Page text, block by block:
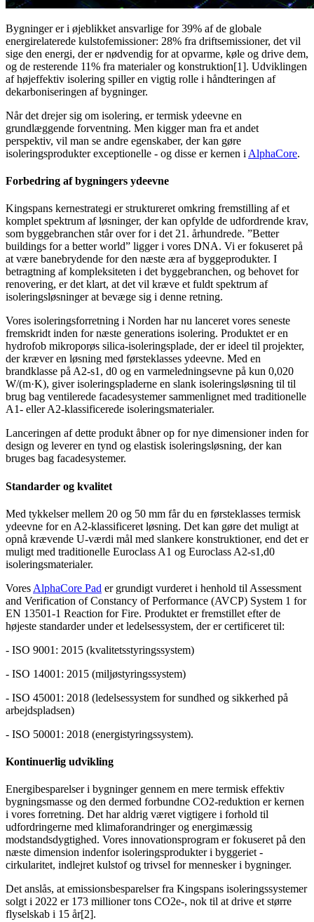
Bygninger er i øjeblikket ansvarlige for 39% af de globale
energirelaterede kulstofemissioner: 28% fra driftsemissioner, det vil
sige den energi, der er nødvendig for at opvarme, køle og drive dem,
og de resterende 11% fra materialer og konstruktion[1]. Udviklingen
af højeffektiv isolering spiller en vigtig rolle i håndteringen af
dekarboniseringen af bygninger.
Når det drejer sig om isolering, er termisk ydeevne en
grundlæggende forventning. Men kigger man fra et andet
perspektiv, vil man se andre egenskaber, der kan gøre
isoleringsprodukter exceptionelle - og disse er kernen i AlphaCore.
Forbedring af bygningers ydeevne
Kingspans kernestrategi er struktureret omkring fremstilling af et
komplet spektrum af løsninger, der kan opfylde de udfordrende krav,
som byggebranchen står over for i det 21. århundrede. ”Better
buildings for a better world” ligger i vores DNA. Vi er fokuseret på
at være banebrydende for den næste æra af byggeprodukter. I
betragtning af kompleksiteten i det byggebranchen, og behovet for
renovering, er det klart, at det vil kræve et fuldt spektrum af
isoleringsløsninger at bevæge sig i denne retning.
Vores isoleringsforretning i Norden har nu lanceret vores seneste
fremskridt inden for næste generations isolering. Produktet er en
hydrofob mikroporøs silica-isoleringsplade, der er ideel til projekter,
der kræver en løsning med førsteklasses ydeevne. Med en
brandklasse på A2-s1, d0 og en varmeledningsevne på kun 0,020
W/(m·K), giver isoleringspladerne en slank isoleringsløsning til til
brug bag ventilerede facadesystemer sammenlignet med traditionelle
A1- eller A2-klassificerede isoleringsmaterialer.
Lanceringen af dette produkt åbner op for nye dimensioner inden for
design og leverer en tynd og elastisk isoleringsløsning, der kan
bruges bag facadesystemer.
Standarder og kvalitet
Med tykkelser mellem 20 og 50 mm får du en førsteklasses termisk
ydeevne for en A2-klassificeret løsning. Det kan gøre det muligt at
opnå krævende U-værdi mål med slankere konstruktioner, end det er
muligt med traditionelle Euroclass A1 og Euroclass A2-s1,d0
isoleringsmaterialer.
Vores AlphaCore Pad er grundigt vurderet i henhold til Assessment
and Verification of Constancy of Performance (AVCP) System 1 for
EN 13501-1 Reaction for Fire. Produktet er fremstillet efter de
højeste standarder under et ledelsessystem, der er certificeret til:
- ISO 9001: 2015 (kvalitetsstyringssystem)
- ISO 14001: 2015 (miljøstyringssystem)
- ISO 45001: 2018 (ledelsessystem for sundhed og sikkerhed på
arbejdspladsen)
- ISO 50001: 2018 (energistyringssystem).
Kontinuerlig udvikling
Energibesparelser i bygninger gennem en mere termisk effektiv
bygningsmasse og den dermed forbundne CO2-reduktion er kernen
i vores forretning. Det har aldrig været vigtigere i forhold til
udfordringerne med klimaforandringer og energimæssig
modstandsdygtighed. Vores innovationsprogram er fokuseret på den
næste dimension indenfor isoleringsprodukter i byggeriet -
cirkularitet, indlejret kulstof og trivsel for mennesker i bygninger.
Det anslås, at emissionsbesparelser fra Kingspans isoleringssystemer
solgt i 2022 er 173 millioner tons CO2e-, nok til at drive et større
flyselskab i 15 år[2].